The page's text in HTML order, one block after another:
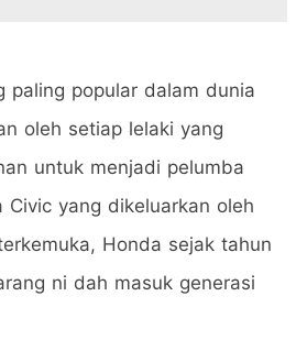
paling popular dalam dunia
oleh setiap lelaki yang
untuk menjadi pelumba
Civic yang dikeluarkan oleh
Honda sejak tahun
ni dah masuk generasi